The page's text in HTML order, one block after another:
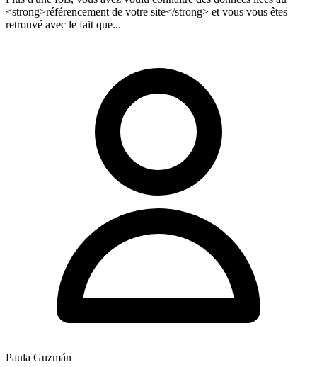
<strong>référencement de votre site</strong> et vous vous êtes
retrouvé avec le fait que...
Paula Guzmán